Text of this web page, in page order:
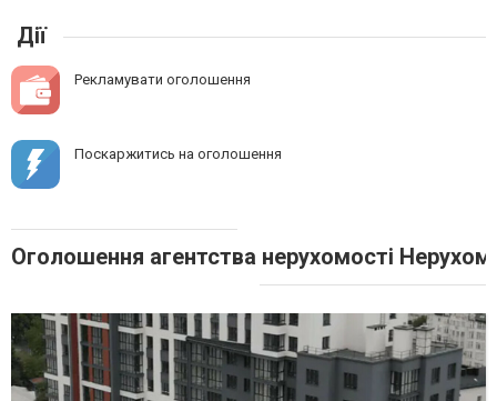
Дії
Рекламувати оголошення
Поскаржитись на оголошення
Оголошення агентства нерухомості